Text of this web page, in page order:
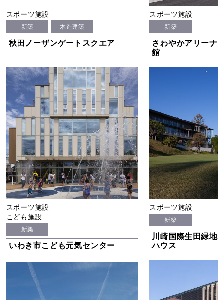
スポーツ施設
新築 木造建築
秋田ノーザンゲートスクエア
スポーツ施設
新築
さわやかアリー
館
スポーツ施設
こども施設
新築
いわき市こども元気センター
スポーツ施設
新築
川崎国際生田緑
ハウス